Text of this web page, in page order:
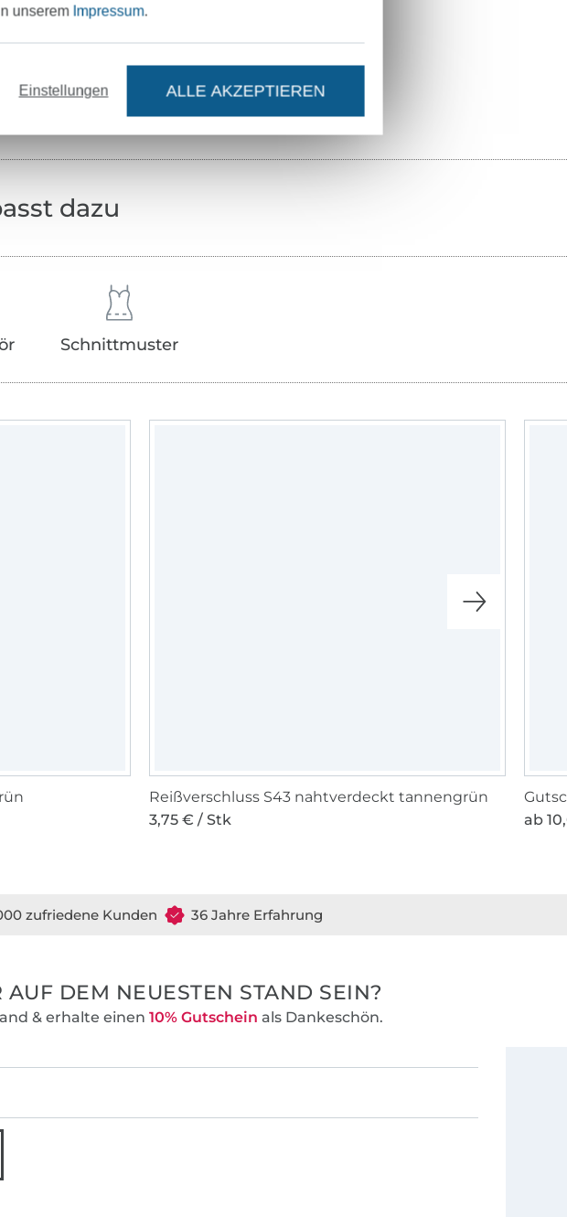
131.033-7031
Kontaktdaten
dazu
Schnittmuster
Reißverschluss S43 nahtverdeckt tannengrün
3,75 € / Stk
ab
zufriedene Kunden 36 Jahre Erfahrung
DEM NEUESTEN STAND SEIN?
& erhalte einen 10% Gutschein als Dankeschön.
unserem Impressum.
Einstellungen ALLE AKZEPTIEREN